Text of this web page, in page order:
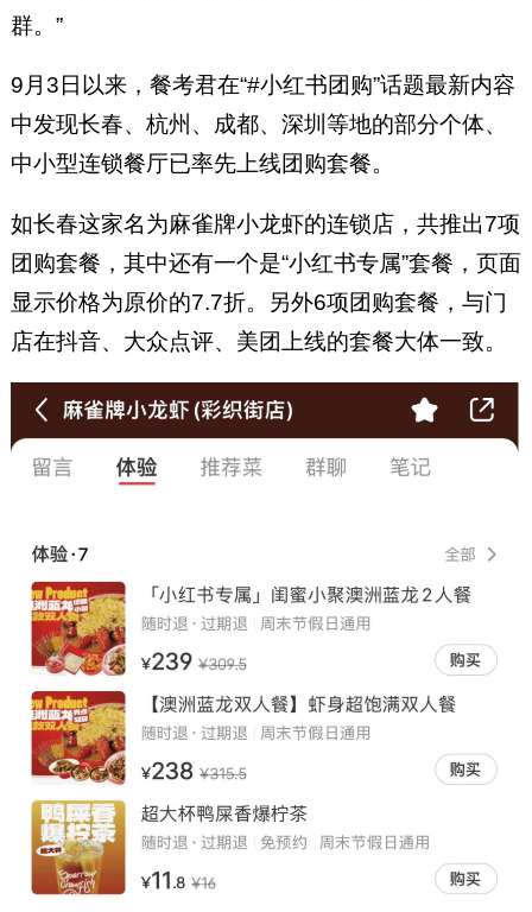
群。”
9月3日以来，餐考君在“#小红书团购”话题最新内容
中发现长春、杭州、成都、深圳等地的部分个体、
中小型连锁餐厅已率先上线团购套餐。
如长春这家名为麻雀牌小龙虾的连锁店，共推出7项
团购套餐，其中还有一个是“小红书专属”套餐，页面
显示价格为原价的7.7折。另外6项团购套餐，与门
店在抖音、大众点评、美团上线的套餐大体一致。